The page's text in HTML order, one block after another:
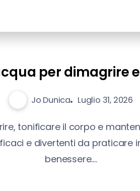
per dimagrire
Jo Dunica Luglio 31, 2026
tonificare il corpo e
e divertenti da
benessere....